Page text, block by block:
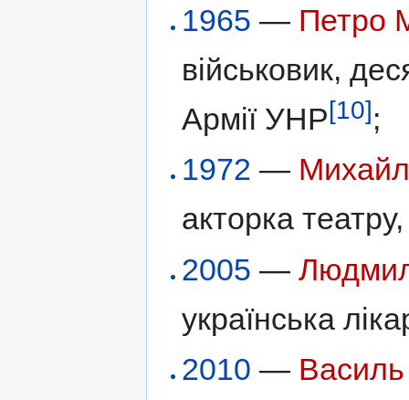
1965 — Петро
військовик,
Армії УНР[10];
1972 —
акторка
2005 —
українська
2010 —